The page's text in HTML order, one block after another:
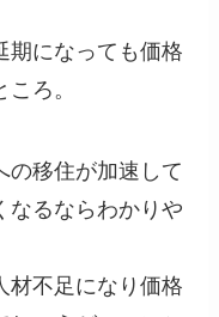
期になっても価格
ろ。
の移住が加速して
なるならわかりや
材不足になり価格